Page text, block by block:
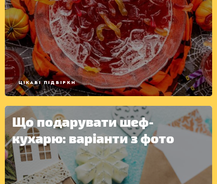
ЦІКАВІ ПІДБІРКИ
Що подарувати шеф-
кухарю: варіанти з фото